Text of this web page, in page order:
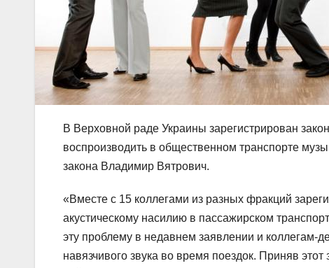
В Верховной раде Украины зарегистрирован
воспроизводить в общественном транспорте
закона Владимир Вятрович.
«Вместе с 15 коллегами из разных фракций
акустическому насилию в пассажирском
эту проблему в недавнем заявлении и коллегам-
навязчивого звука во время поездок. Приняв